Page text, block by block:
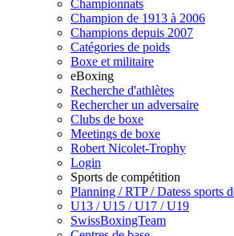
Championnats
Champion de 1913 à 2006
Champions depuis 2007
Catégories de poids
Boxe et militaire
eBoxing
Recherche d'athlètes
Rechercher un adversaire
Clubs de boxe
Meetings de boxe
Robert Nicolet-Trophy
Login
Sports de compétition
Planning / RTP / Datess sports
U13 / U15 / U17 / U19
SwissBoxingTeam